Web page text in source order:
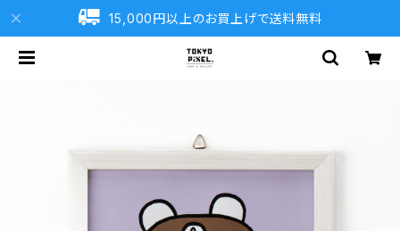
15,000円以上のお買上げで送料無料